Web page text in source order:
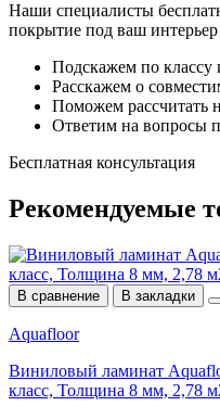
Наши специалисты
покрытие под ваш
Подскажем по классу
Расскажем о
Поможем рассчитать
Ответим на вопросы
Бесплатная консультация
Рекомендуемые
В сравнение В закладки
Aquafloor
Виниловый ламинат
класс, Толщина 8 мм, 2,78